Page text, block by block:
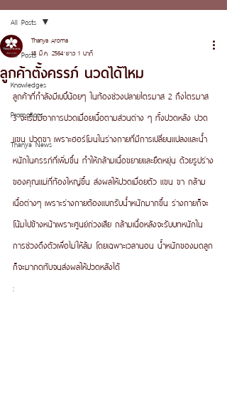
All Posts
Knowledges
Promotions
Thanya News
All Posts
ลูกค้าตั้งครรภ์ นวดได้ไหม
Thanya Aroma
18 มี.ค. 2564 ยาว 1 นาที
ลูกค้าที่กำลังมีเบบี๋น้อยๆ ในท้องช่วงปลายไตรมาส 2 ถึงไตรมาส
3 จะเริ่มมีอาการปวดเมื่อยเนื้อตามส่วนต่าง ๆ ทั้งปวดหลัง ปวด
แขน ปวดขา เพราะฮอร์โมนในร่างกายที่มีการเปลี่ยนแปลงและน้ำ
หนักในครรภ์ที่เพิ่มขึ้น ทำให้กล้ามเนื้อขยายและยืดหยุ่น ด้วยรูปร่าง
ของคุณแม่ที่ท้องใหญ่ขึ้น ส่งผลให้ปวดเมื่อยตัว แขน ขา กล้าม
เนื้อต่างๆ เพราะร่างกายต้องแบกรับน้ำหนักมากขึ้น ร่างกายก็จะ
โน้มไปข้างหน้าเพราะศูนย์ถ่วงเสีย กล้ามเนื้อหลังจะรับบทหนักใน
การช่วงดึงตัวเพื่อไม่ให้ล้ม โดยเฉพาะเวลานอน น้ำหนักของมดลูก
ก็จะมากดทับจนส่งผลให้ปวดหลังได้
: